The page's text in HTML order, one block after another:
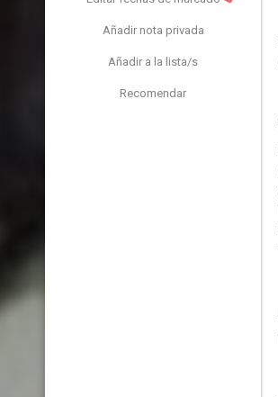
Añadir nota privada
Añadir a la lista/s
Recomendar